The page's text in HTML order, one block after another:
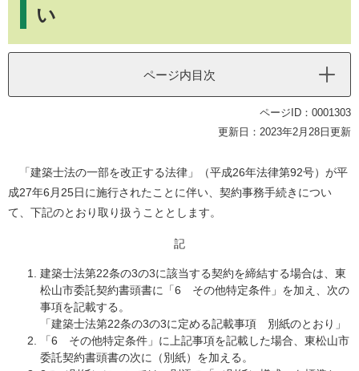
い
ページ内目次
ページID：0001303
更新日：2023年2月28日更新
「建築士法の一部を改正する法律」（平成26年法律第92号）が平
成27年6月25日に施行されたことに伴い、契約事務手続きについ
て、下記のとおり取り扱うこととします。
記
建築士法第22条の3の3に該当する契約を締結する場合は、東
松山市委託契約書頭書に「6 その他特定条件」を加え、次の
事項を記載する。
「建築士法第22条の3の3に定める記載事項 別紙のとおり」
「6 その他特定条件」に上記事項を記載した場合、東松山市
委託契約書頭書の次に（別紙）を加える。